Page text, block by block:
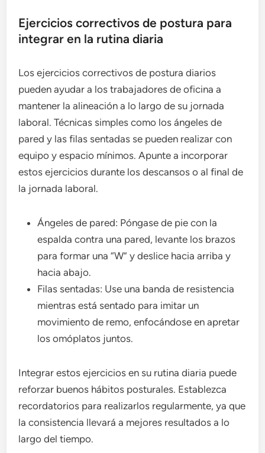
Ejercicios correctivos de postura para
integrar en la rutina diaria
Los ejercicios correctivos de postura diarios
pueden ayudar a los trabajadores de oficina a
mantener la alineación a lo largo de su jornada
laboral. Técnicas simples como los ángeles de
pared y las filas sentadas se pueden realizar con
equipo y espacio mínimos. Apunte a incorporar
estos ejercicios durante los descansos o al final de
la jornada laboral.
Ángeles de pared: Póngase de pie con la
espalda contra una pared, levante los brazos
para formar una “W” y deslice hacia arriba y
hacia abajo.
Filas sentadas: Use una banda de resistencia
mientras está sentado para imitar un
movimiento de remo, enfocándose en apretar
los omóplatos juntos.
Integrar estos ejercicios en su rutina diaria puede
reforzar buenos hábitos posturales. Establezca
recordatorios para realizarlos regularmente, ya que
la consistencia llevará a mejores resultados a lo
largo del tiempo.